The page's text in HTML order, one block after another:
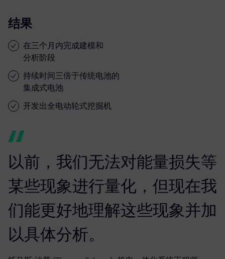
结果
在三个月内完成建模和
分析阶段
持续时间三倍于传统电池的
集成式电池
开发出全电动轮式挖掘机
以前，我们无法对能量损失等
某些现象进行量化，但现在我
们能更好地理解这些现象并加
以具体分析。